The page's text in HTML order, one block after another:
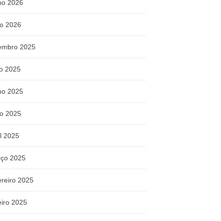
2026
2026
2025
2025
2025
2025
2025
2025
2025
2025